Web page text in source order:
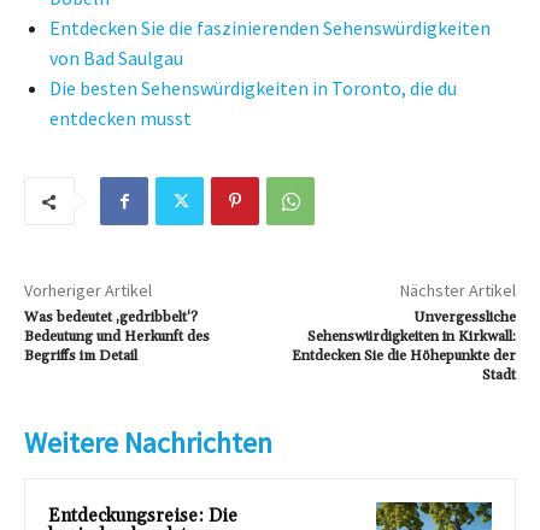
Entdecken Sie die faszinierenden Sehenswürdigkeiten
von Bad Saulgau
Die besten Sehenswürdigkeiten in Toronto, die du
entdecken musst
Vorheriger Artikel
Was bedeutet ‚gedribbelt‘?
Bedeutung und Herkunft des
Begriffs im Detail
Nächster Artikel
Unvergessliche
Sehenswürdigkeiten in Kirkwall:
Entdecken Sie die Höhepunkte der
Stadt
Weitere Nachrichten
Entdeckungsreise: Die